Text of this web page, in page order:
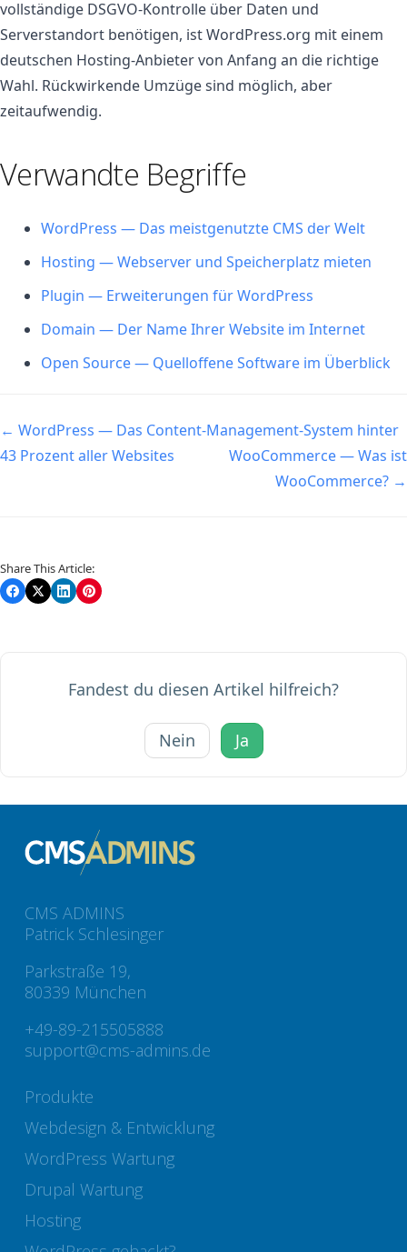
vollständige DSGVO-Kontrolle über Daten und
Serverstandort benötigen, ist WordPress.org mit einem
deutschen Hosting-Anbieter von Anfang an die richtige
Wahl. Rückwirkende Umzüge sind möglich, aber
zeitaufwendig.
Verwandte Begriffe
WordPress — Das meistgenutzte CMS der Welt
Hosting — Webserver und Speicherplatz mieten
Plugin — Erweiterungen für WordPress
Domain — Der Name Ihrer Website im Internet
Open Source — Quelloffene Software im Überblick
Navigation
← WordPress — Das Content-Management-System hinter
43 Prozent aller Websites
WooCommerce — Was ist
WooCommerce? →
Share This Article:
Fandest du diesen Artikel hilfreich?
Nein Ja
CMS ADMINS
Patrick Schlesinger
Parkstraße 19,
80339 München
+49-89-215505888
support@cms-admins.de
Produkte
Webdesign & Entwicklung
WordPress Wartung
Drupal Wartung
Hosting